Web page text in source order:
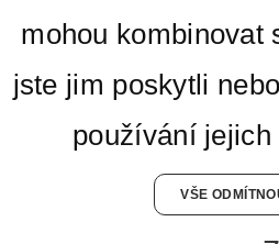
mohou kombinovat
jste jim poskytli
používání
VŠE